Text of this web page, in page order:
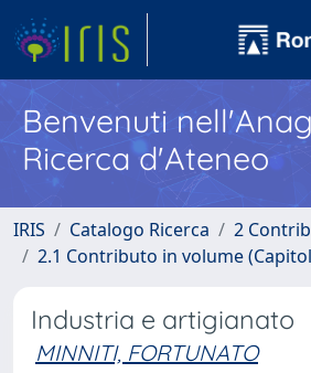
Benvenuti
Ricerca d'Ateneo
IRIS Catalogo Ricerca
2
2.1 Contributo in volume
Industria e artigianato
MINNITI, FORTUNATO